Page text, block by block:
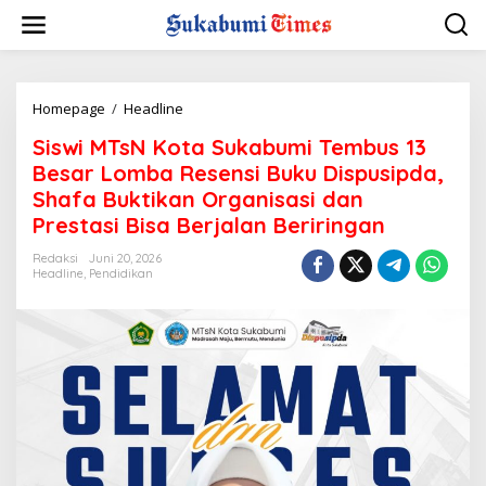
w
Homepage / Headline
s
w
i
M
T
t
a
a
b
m
Siswi MTsN Kota Sukabumi Tembus 13
Besar Lomba Resensi Buku Dispusipda,
Shafa Buktikan Organisasi dan
Prestasi Bisa Berjalan Beriringan
Redaksi
Juni 20, 2026
Headline, Pendidikan